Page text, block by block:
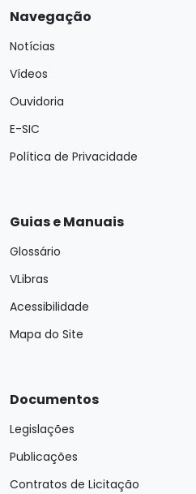
Navegação
Notícias
Vídeos
Ouvidoria
E-SIC
Política de Privacidade
Guias e Manuais
Glossário
VLibras
Acessibilidade
Mapa do Site
Documentos
Legislações
Publicações
Contratos de Licitação